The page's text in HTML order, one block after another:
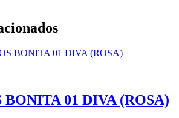
01 DIVA (ROSA)